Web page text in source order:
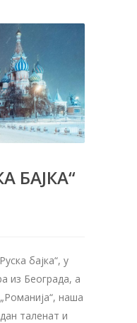
БАЈКА“
бајка“, у
из Београда, а
наша
таленат и